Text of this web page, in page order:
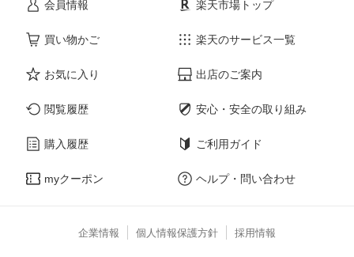
会員情報
買い物かご
お気に入り
閲覧履歴
購入履歴
myクーポン
楽天市場トップ
楽天のサービス一覧
出店のご案内
安心・安全の取り組み
ご利用ガイド
ヘルプ・問い合わせ
企業情報 個人情報保護方針 採用情報